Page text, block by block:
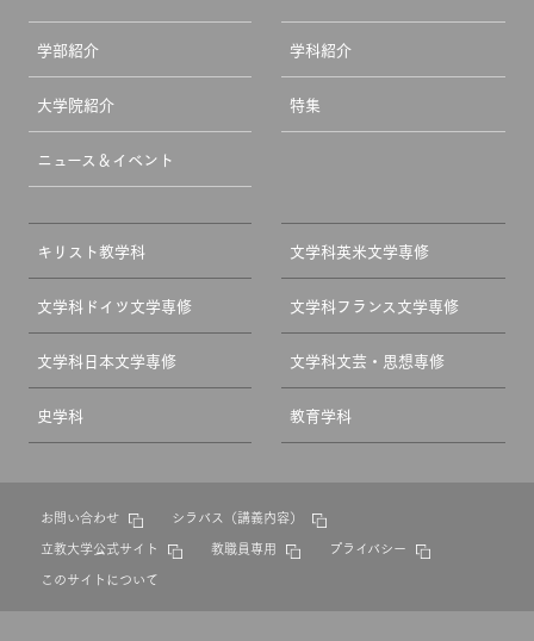
学部紹介 学科紹介
大学院紹介 特集
ニュース＆イベント
キリスト教学科 文学科英米文学専修
文学科ドイツ文学専修 文学科フランス文学専修
文学科日本文学専修 文学科文芸・思想専修
史学科 教育学科
お問い合わせ
シラバス（講義内容）
立教大学公式サイト
教職員専用
プライバシー
このサイトについて